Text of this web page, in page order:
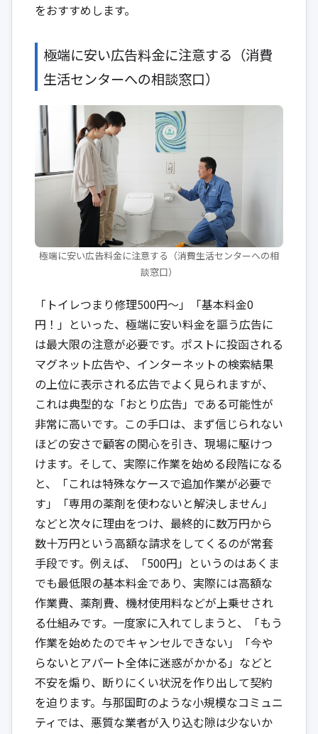
をおすすめします。
極端に安い広告料金に注意する（消費
生活センターへの相談窓口）
極端に安い広告料金に注意する（消費生活センターへの相
談窓口）
「トイレつまり修理500円〜」「基本料金0
円！」といった、極端に安い料金を謳う広告に
は最大限の注意が必要です。ポストに投函される
マグネット広告や、インターネットの検索結果
の上位に表示される広告でよく見られますが、
これは典型的な「おとり広告」である可能性が
非常に高いです。この手口は、まず信じられない
ほどの安さで顧客の関心を引き、現場に駆けつ
けます。そして、実際に作業を始める段階になる
と、「これは特殊なケースで追加作業が必要で
す」「専用の薬剤を使わないと解決しません」
などと次々に理由をつけ、最終的に数万円から
数十万円という高額な請求をしてくるのが常套
手段です。例えば、「500円」というのはあくま
でも最低限の基本料金であり、実際には高額な
作業費、薬剤費、機材使用料などが上乗せされ
る仕組みです。一度家に入れてしまうと、「もう
作業を始めたのでキャンセルできない」「今や
らないとアパート全体に迷惑がかかる」などと
不安を煽り、断りにくい状況を作り出して契約
を迫ります。与那国町のような小規模なコミュニ
ティでは、悪質な業者が入り込む隙は少ないか